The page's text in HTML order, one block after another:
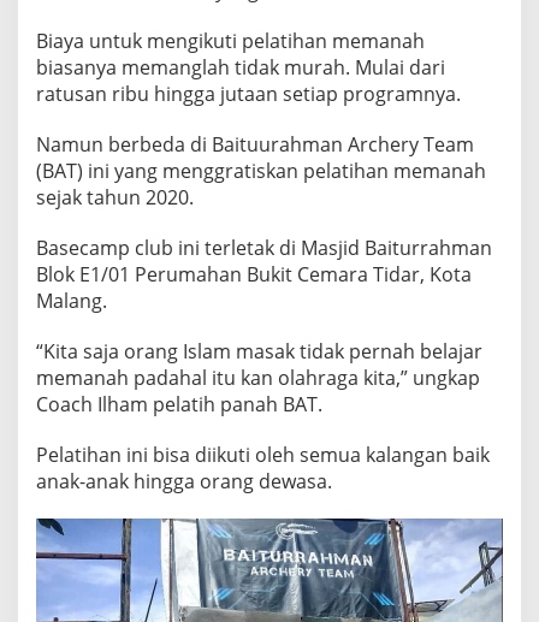
N
E
M
A
A
Biaya untuk mengikuti pelatihan memanah
biasanya memanglah tidak murah. Mulai dari
ratusan ribu hingga jutaan setiap programnya.
Namun berbeda di Baituurahman Archery Team
(BAT) ini yang menggratiskan pelatihan memanah
sejak tahun 2020.
Basecamp club ini terletak di Masjid Baiturrahman
Blok E1/01 Perumahan Bukit Cemara Tidar, Kota
Malang.
“Kita saja orang Islam masak tidak pernah belajar
memanah padahal itu kan olahraga kita,” ungkap
Coach Ilham pelatih panah BAT.
Pelatihan ini bisa diikuti oleh semua kalangan baik
anak-anak hingga orang dewasa.